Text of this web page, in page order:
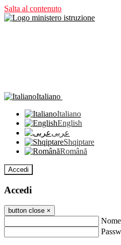
Salta al contenuto
Italiano
Italiano
English
عربى
Shqiptare
Română
Accedi
Accedi
button close ×